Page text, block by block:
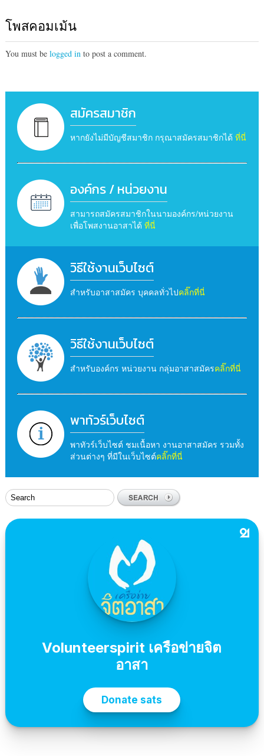
โพสคอมเม้น
You must be logged into post a comment.
สมัครสมาชิก
หากยังไม่มีบัญชีสมาชิก กรุณาสมัครสมาชิกได้ ที่นี่
องค์กร / หน่วยงาน
สามารถสมัครสมาชิกในนามองค์กร/หน่วยงาน
เพื่อโพสงานอาสาได้ ที่นี่
วิธีใช้งานเว็บไซต์
สำหรับอาสาสมัคร บุคคลทั่วไปคลิ๊กที่นี่
วิธีใช้งานเว็บไซต์
สำหรับองค์กร หน่วยงาน กลุ่มอาสาสมัครคลิ๊กที่นี่
พาทัวร์เว็บไซต์
พาทัวร์เว็บไซต์ ชมเนื้อหา งานอาสาสมัคร รวมทั้ง
ส่วนต่างๆ ที่มีในเว็บไซต์คลิ๊กที่นี่